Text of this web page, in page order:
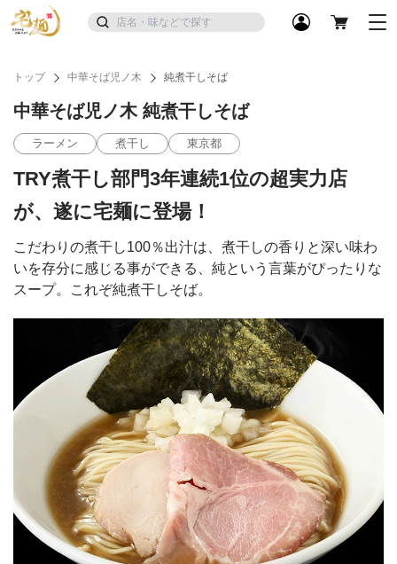
トップ 中華そば児ノ木 純煮干しそば
中華そば児ノ木 純煮干しそば
ラーメン 煮干し 東京都
TRY煮干し部門3年連続1位の超実力店
が、遂に宅麺に登場！
こだわりの煮干し100％出汁は、煮干しの香りと深い味わ
いを存分に感じる事ができる、純という言葉がぴったりな
スープ。これぞ純煮干しそば。